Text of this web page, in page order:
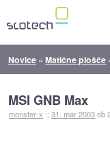
Novice »Matične plošče
MSI GNB Max
monster-x ::31. mar 2003ob